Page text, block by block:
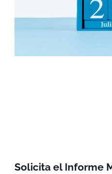
Solicita el Informe